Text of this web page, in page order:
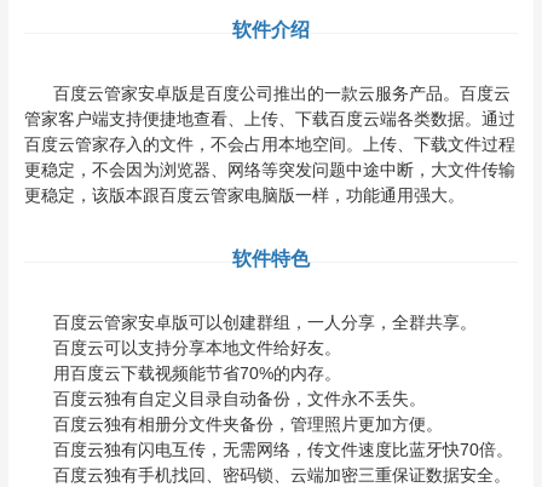
软件介绍
百度云管家安卓版是百度公司推出的一款云服务产品。百度云
管家客户端支持便捷地查看、上传、下载百度云端各类数据。通过
百度云管家存入的文件，不会占用本地空间。上传、下载文件过程
更稳定，不会因为浏览器、网络等突发问题中途中断，大文件传输
更稳定，该版本跟百度云管家电脑版一样，功能通用强大。
软件特色
百度云管家安卓版可以创建群组，一人分享，全群共享。
百度云可以支持分享本地文件给好友。
用百度云下载视频能节省70%的内存。
百度云独有自定义目录自动备份，文件永不丢失。
百度云独有相册分文件夹备份，管理照片更加方便。
百度云独有闪电互传，无需网络，传文件速度比蓝牙快70倍。
百度云独有手机找回、密码锁、云端加密三重保证数据安全。